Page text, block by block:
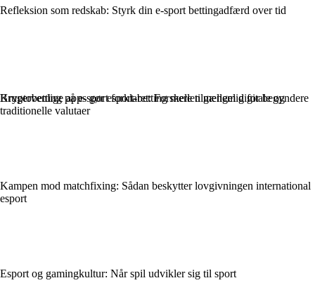
Refleksion som redskab: Styrk din e-sport bettingadfærd over tid
Brugervenlige apps gør esport-betting mere tilgængelig for begyndere
Kampen mod matchfixing: Sådan beskytter lovgivningen international
esport
Esport og gamingkultur: Når spil udvikler sig til sport
Kryptobetting på e-sport forklaret: Forskellen mellem digitale og
traditionelle valutaer